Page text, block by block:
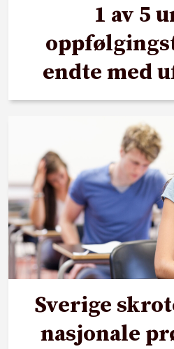
1 av 5
endte med
Sverige
nasjonale